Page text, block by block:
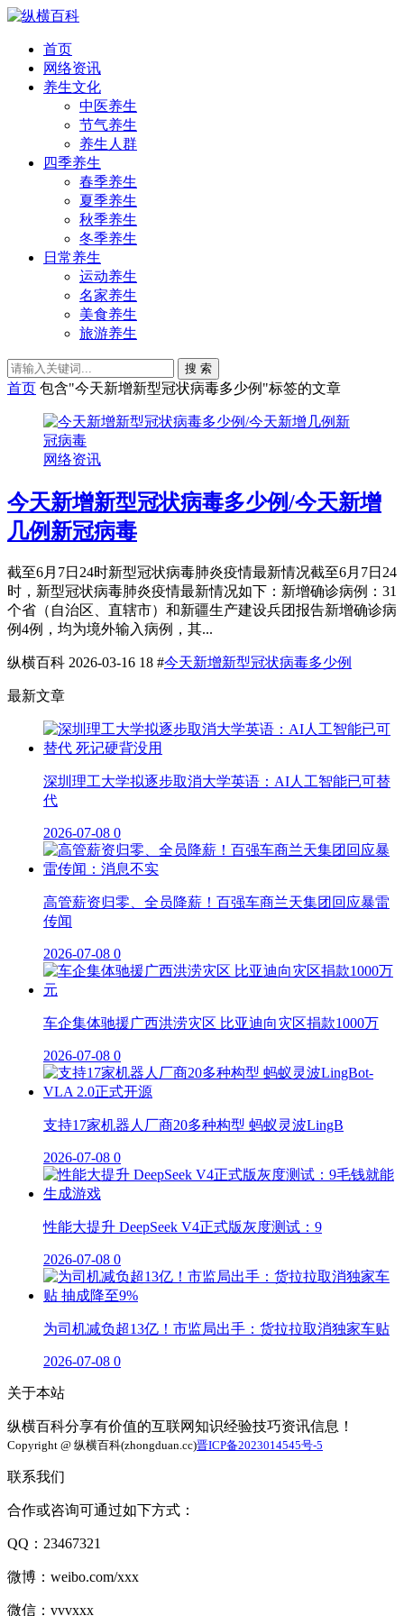
首页
网络资讯
养生文化
中医养生
节气养生
养生人群
四季养生
春季养生
夏季养生
秋季养生
冬季养生
日常养生
运动养生
名家养生
美食养生
旅游养生
搜 索
首页 包含"今天新增新型冠状病毒多少例"标签的文章
网络资讯
今天新增新型冠状病毒多少例/今天新增
几例新冠病毒
截至6月7日24时新型冠状病毒肺炎疫情最新情况截至6月7日24
时，新型冠状病毒肺炎疫情最新情况如下：新增确诊病例：31
个省（自治区、直辖市）和新疆生产建设兵团报告新增确诊病
例4例，均为境外输入病例，其...
纵横百科 2026-03-16 18 #今天新增新型冠状病毒多少例
最新文章
深圳理工大学拟逐步取消大学英语：AI人工智能已可替
代
2026-07-08 0
高管薪资归零、全员降薪！百强车商兰天集团回应暴雷
传闻
2026-07-08 0
车企集体驰援广西洪涝灾区 比亚迪向灾区捐款1000万
2026-07-08 0
支持17家机器人厂商20多种构型 蚂蚁灵波LingB
2026-07-08 0
性能大提升 DeepSeek V4正式版灰度测试：9
2026-07-08 0
为司机减负超13亿！市监局出手：货拉拉取消独家车贴
2026-07-08 0
关于本站
纵横百科分享有价值的互联网知识经验技巧资讯信息！
Copyright @ 纵横百科(zhongduan.cc)晋ICP备2023014545号-5
联系我们
合作或咨询可通过如下方式：
QQ：23467321
微博：weibo.com/xxx
微信：vvvxxx